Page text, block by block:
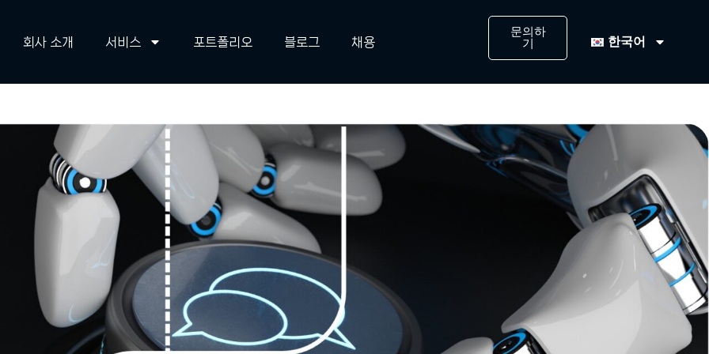
회사 소개 서비스 포트폴리오 블로그 채용
문의하
기
한국어